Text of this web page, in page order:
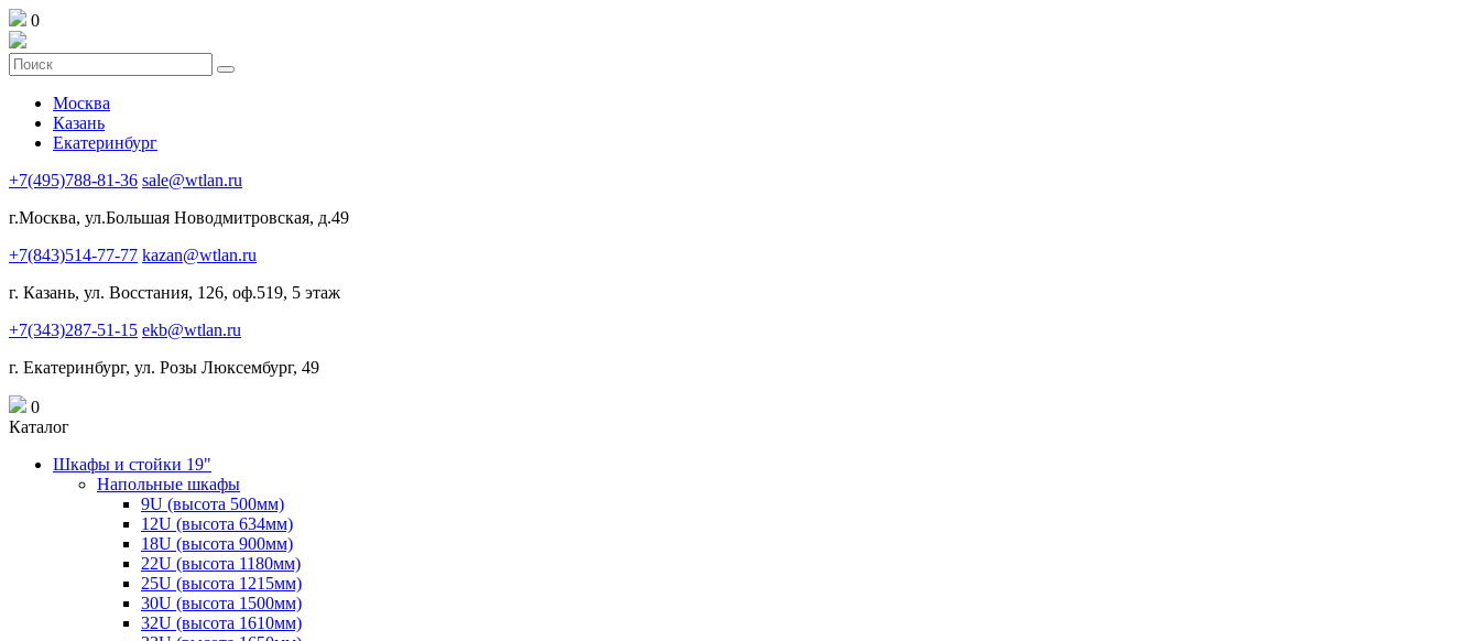
0
Москва
Казань
Екатеринбург
+7(495)788-81-36 sale@wtlan.ru
г.Москва, ул.Большая Новодмитровская, д.49
+7(843)514-77-77 kazan@wtlan.ru
г. Казань, ул. Восстания, 126, оф.519, 5 этаж
+7(343)287-51-15 ekb@wtlan.ru
г. Екатеринбург, ул. Розы Люксембург, 49
0
Каталог
Шкафы и стойки 19"
Напольные шкафы
9U (высота 500мм)
12U (высота 634мм)
18U (высота 900мм)
22U (высота 1180мм)
25U (высота 1215мм)
30U (высота 1500мм)
32U (высота 1610мм)